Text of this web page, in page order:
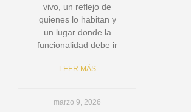
vivo, un reflejo de
quienes lo habitan y
un lugar donde la
funcionalidad debe ir
LEER MÁS
marzo 9, 2026